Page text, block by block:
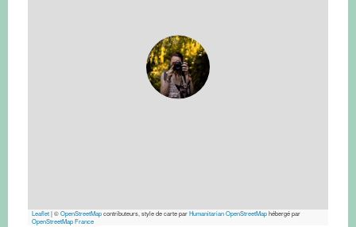
Leaflet|©OpenStreetMapcontributeurs, style de carte parHumanitarian OpenStreetMaphébergé par
OpenStreetMap France